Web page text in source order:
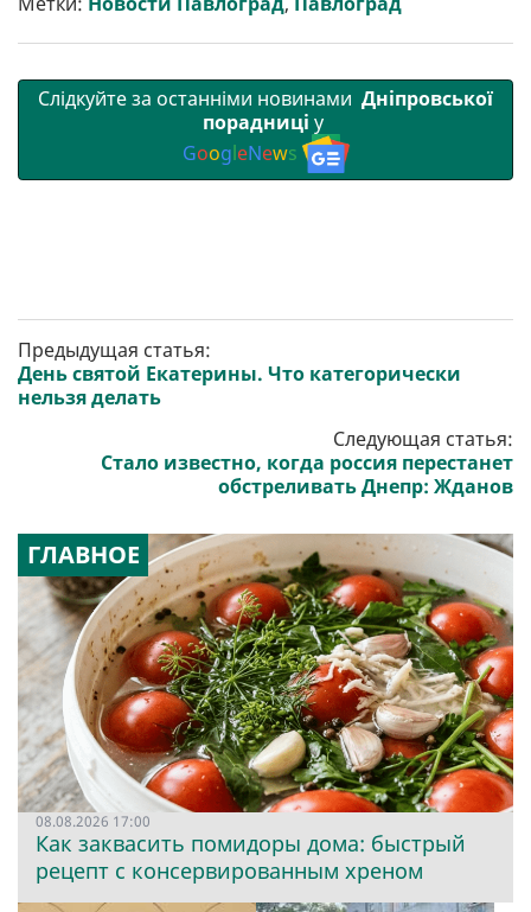
и k m p
Слідкуйте за останніми новинами Дніпровської
порадниці у
GoogleNews
Предыдущая статья:
День святой Екатерины. Что категорически
нельзя делать
Следующая статья:
Стало известно, когда россия перестанет
обстреливать Днепр: Жданов
ГЛАВНОЕ
08.08.2026 17:00
Как заквасить помидоры дома: быстрый
рецепт с консервированным хреном